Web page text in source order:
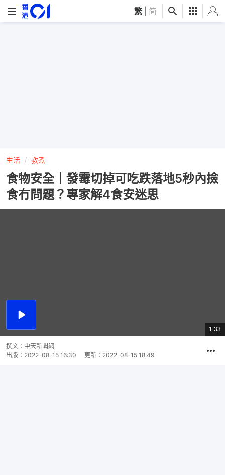
繁 简
生活 教煮
食物安全｜發霉切掉可吃跌落地5秒內撿
食冇問題？專家解4食安迷思
播
總
共
1:33
撰文： 中天新聞網
出版： 2022-08-15 16:30 更新： 2022-08-15 18:49